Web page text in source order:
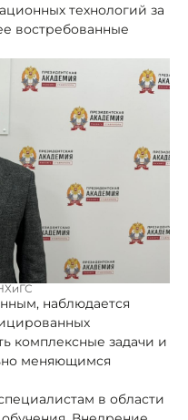
технологий за
востребованные
наблюдается
комплексные задачи и
меняющимся
в области